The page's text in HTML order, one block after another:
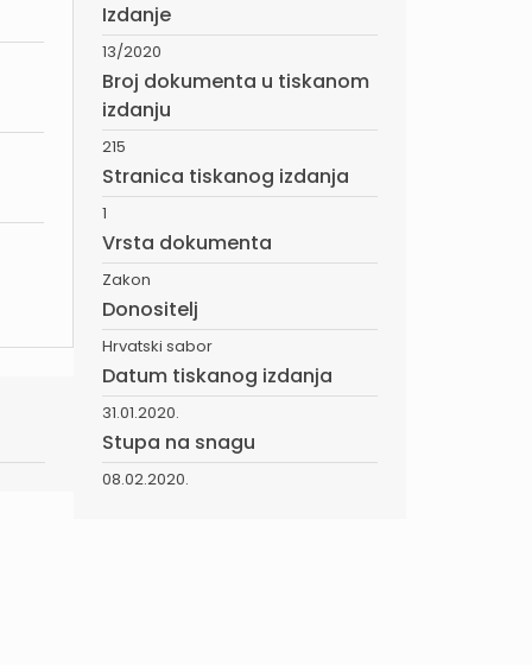
Izdanje
13/2020
Broj dokumenta u tiskanom
izdanju
215
Stranica tiskanog izdanja
1
Vrsta dokumenta
Zakon
Donositelj
Hrvatski sabor
Datum tiskanog izdanja
31.01.2020.
Stupa na snagu
08.02.2020.